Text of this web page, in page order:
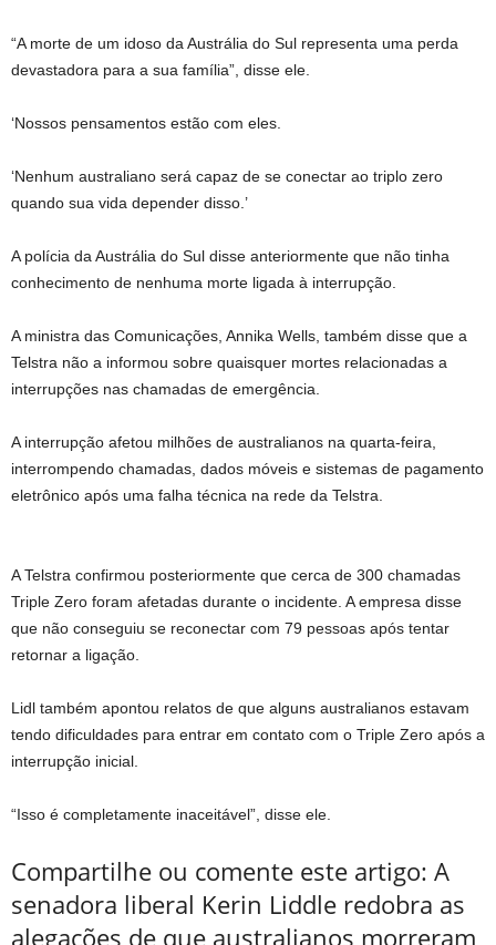
“A morte de um idoso da Austrália do Sul representa uma perda
devastadora para a sua família”, disse ele.
‘Nossos pensamentos estão com eles.
‘Nenhum australiano será capaz de se conectar ao triplo zero
quando sua vida depender disso.’
A polícia da Austrália do Sul disse anteriormente que não tinha
conhecimento de nenhuma morte ligada à interrupção.
A ministra das Comunicações, Annika Wells, também disse que a
Telstra não a informou sobre quaisquer mortes relacionadas a
interrupções nas chamadas de emergência.
A interrupção afetou milhões de australianos na quarta-feira,
interrompendo chamadas, dados móveis e sistemas de pagamento
eletrônico após uma falha técnica na rede da Telstra.
A Telstra confirmou posteriormente que cerca de 300 chamadas
Triple Zero foram afetadas durante o incidente. A empresa disse
que não conseguiu se reconectar com 79 pessoas após tentar
retornar a ligação.
Lidl também apontou relatos de que alguns australianos estavam
tendo dificuldades para entrar em contato com o Triple Zero após a
interrupção inicial.
“Isso é completamente inaceitável”, disse ele.
Compartilhe ou comente este artigo: A
senadora liberal Kerin Liddle redobra as
alegações de que australianos morreram